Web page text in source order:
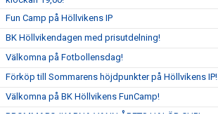
Fun Camp på Höllvikens IP
BK Höllvikendagen med prisutdelning!
Välkomna på Fotbollensdag!
Förköp till Sommarens höjdpunkter på Höllvikens IP!
Välkomna på BK Höllvikens FunCamp!
BROMMAPOJKARNA VANN ÅRETS HALÖR CUP!